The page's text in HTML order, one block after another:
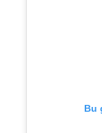
Bu